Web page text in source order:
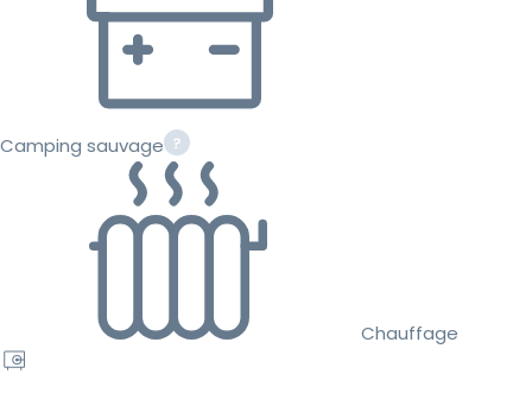
Camping sauvage
Chauffage